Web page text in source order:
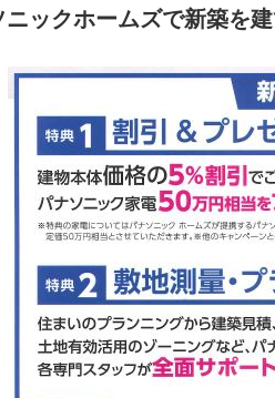
ニックホームズで新築を